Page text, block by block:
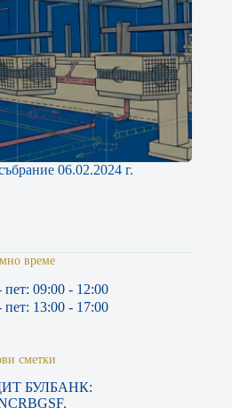
06.02.2024 г.
време
пет: 09:00 - 12:00
пет: 13:00 - 17:00
сметки
БУЛБАНК: